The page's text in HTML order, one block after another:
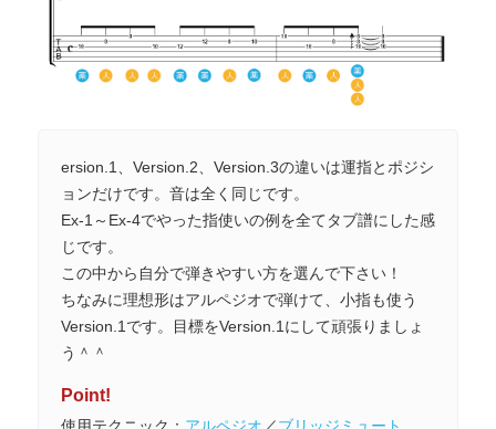
ersion.1、Version.2、Version.3の違いは運指とポジシ
ョンだけです。音は全く同じです。
Ex-1～Ex-4でやった指使いの例を全てタブ譜にした感
じです。
この中から自分で弾きやすい方を選んで下さい！
ちなみに理想形はアルペジオで弾けて、小指も使う
Version.1です。目標をVersion.1にして頑張りましょ
う＾＾
Point!